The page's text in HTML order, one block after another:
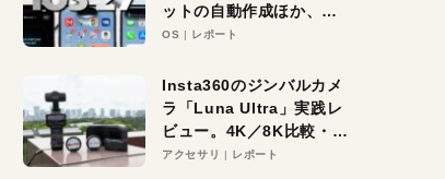
ットの自動作成ほか、期
待大の便利機能5選。
る未来はすぐそこ！
OS レポート
Insta360のジンバルカメ
ラ「Luna Ultra」実践レ
ビュー。4K／8K比較・ズ
ーム・夜間撮影をチェッ
アクセサリ レポート